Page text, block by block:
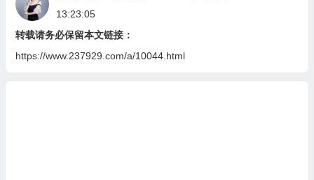
13:23:05
转载请务必保留本文链接：
https://www.237929.com/a/10044.html